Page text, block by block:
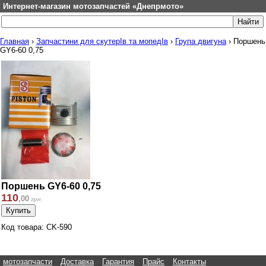
Интернет-магазин мотозапчастей «Днепрмото»
Главная › Запчастини для скутерІв та мопедІв › Група двигуна› Поршень
GY6-60 0,75
Поршень GY6-60 0,75
110,00 грн.
Код товара: CK-590
мотозапчасти Доставка Гарантия Прайс
Контакты